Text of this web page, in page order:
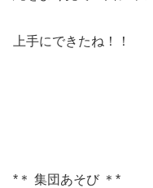
上手にできたね！！
*＊ 集団あそび ＊*